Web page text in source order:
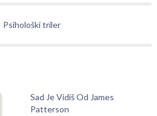
Psihološki triler
Sad Je Vidiš Od James
Patterson